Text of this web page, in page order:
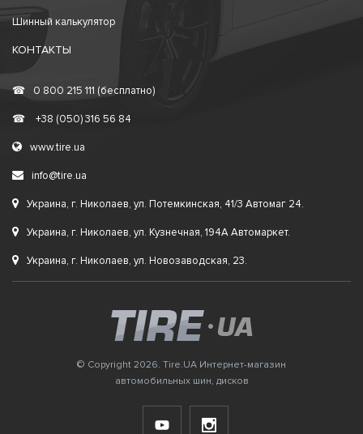
Шинный калькулятор
КОНТАКТЫ
☎ 0 800 215 111 (бесплатно)
☎ +38 (050) 316 56 84
www.tire.ua
info@tire.ua
Украина, г. Николаев, ул. Потемкинская, 41/3 Автомаг 24.
Украина, г. Николаев, ул. Кузнечная, 194А Автомаркет.
Украина, г. Николаев, ул. Новозаводская, 23.
© Copyright 2026. Tire.UA Интернет-магазин
автомобильных шин, дисков